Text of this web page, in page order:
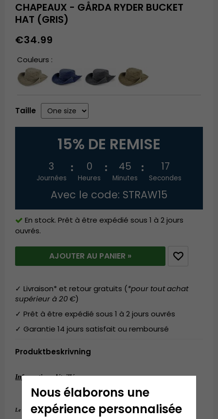
CHAPEAUX - GÅRDA RYDER BUCKET
HAT (GRIS)
€34.99
Couleurs :
Taille
15% DE REMISE
3
Journées
0
Heures
45
Minutes
16
Secondes
Avec le code: STRAW15
En stock. Prêt à être expédié sous 1 à 2 jours
ouvrés.
AJOUTER AU PANIER »
✓ Livraison* et retour gratuits (*pour tout achat
supérieur à 20 €)
✓ Prêt à être expédié sous 1 à 2 jours ouvrés
✓ Garantie 14 jours satisfait ou remboursé
Produktbeskrivning
Informations détaillées:
Composition : 100% Coton
Le guide des tailles: 55 cm - 60 cm (ONE SIZE)
Nous élaborons une
expérience personnalisée